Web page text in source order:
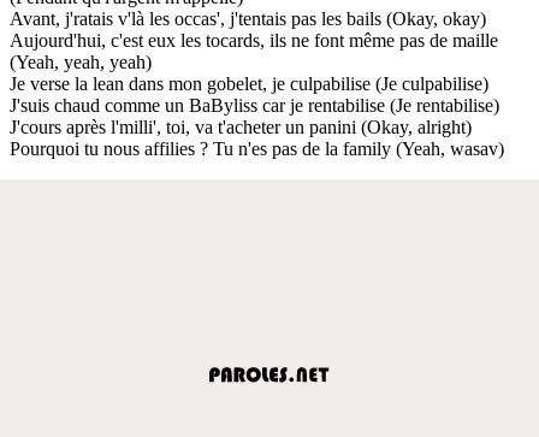
Avant, j'ratais v'là les occas', j'tentais pas les bails (Okay, okay)
Aujourd'hui, c'est eux les tocards, ils ne font même pas de maille
(Yeah, yeah, yeah)
Je verse la lean dans mon gobelet, je culpabilise (Je culpabilise)
J'suis chaud comme un BaByliss car je rentabilise (Je rentabilise)
J'cours après l'milli', toi, va t'acheter un panini (Okay, alright)
Pourquoi tu nous affilies ? Tu n'es pas de la family (Yeah, wasav)